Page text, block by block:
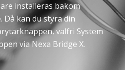
installeras bakom
kan du styra din
valfri System
via Nexa Bridge X.